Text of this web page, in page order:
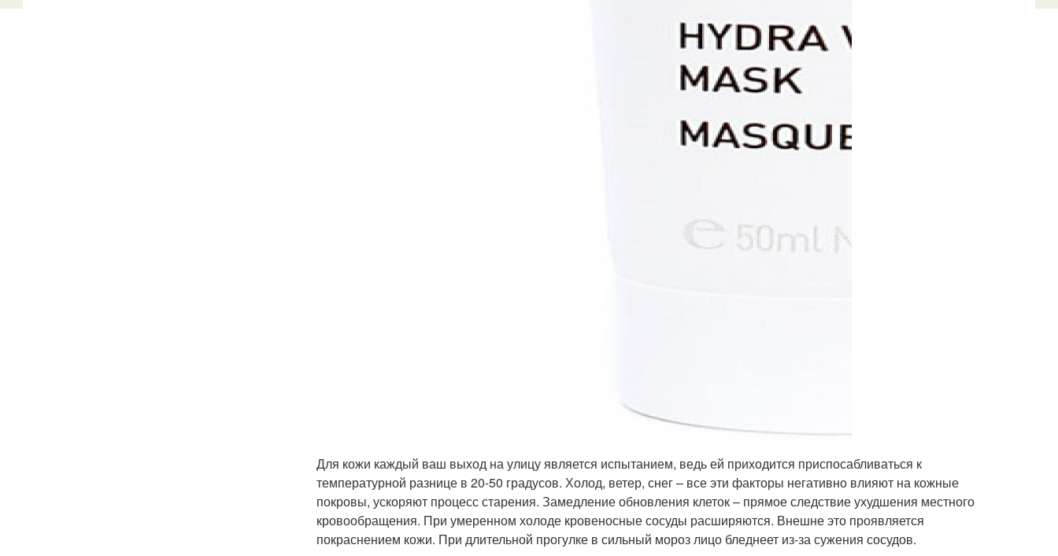
Для кожи каждый ваш выход на улицу является испытанием, ведь ей приходится приспосабливаться к
температурной разнице в 20-50 градусов. Холод, ветер, снег – все эти факторы негативно влияют на кожные
покровы, ускоряют процесс старения. Замедление обновления клеток – прямое следствие ухудшения местного
кровообращения. При умеренном холоде кровеносные сосуды расширяются. Внешне это проявляется
покраснением кожи. При длительной прогулке в сильный мороз лицо бледнеет из-за сужения сосудов.